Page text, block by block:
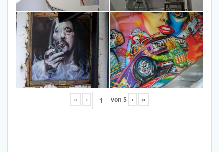
« ‹ von 5 › »